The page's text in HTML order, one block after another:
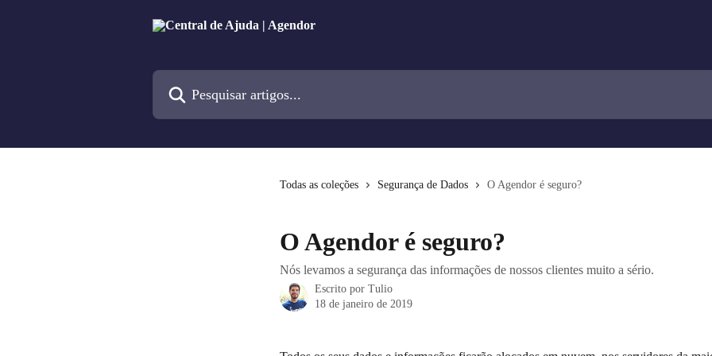
Todas as coleções Segurança de Dados O Agendor é seguro?
O Agendor é seguro?
Nós levamos a segurança das informações de nossos clientes muito a sério.
Escrito por Tulio
18 de janeiro de 2019